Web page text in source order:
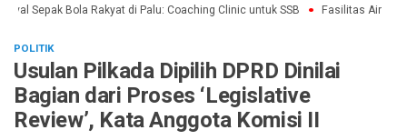
Sepak Bola Rakyat di Palu: Coaching Clinic untuk SSB Fasilitas Air
POLITIK
Usulan Pilkada Dipilih DPRD Dinilai
Bagian dari Proses ‘Legislative
Review’, Kata Anggota Komisi II